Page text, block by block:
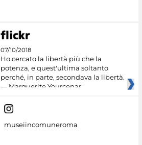
07/10/2018
Ho cercato la libertà più che la
potenza, e quest'ultima soltanto
perché, in parte, secondava la libertà.
— Marguerite Yourcenar
museiincomuneroma